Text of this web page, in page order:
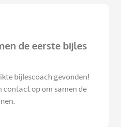
de eerste bijles
bijlescoach gevonden!
contact op om samen de